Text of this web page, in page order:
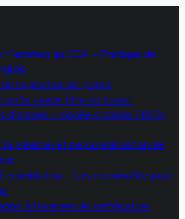
Femmes au CCA – Pratique de
la gestion de projet
le savoir être au travail
d’arabes – Année scolaire 2023-
création et personnalisation de
– Les reconnaître pour
à l’examen de certification